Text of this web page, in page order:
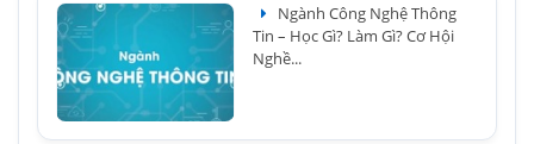
Ngành Công Nghệ Thông
Tin – Học Gì? Làm Gì? Cơ Hội
Nghề...